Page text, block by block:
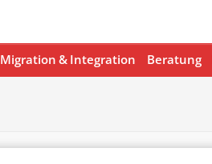
Migration & Integration Beratung